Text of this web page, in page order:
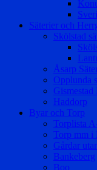
Säterier och
Skölstad
Åsarp
Opplunda
Gismestad
Haddorp
Byar och Torp
Torplista
Torp mm i
Gårdar
Bankeberg
Boo